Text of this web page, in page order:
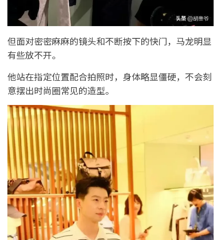
但面对密密麻麻的镜头和不断按下的快门，马龙明显
有些放不开。
他站在指定位置配合拍照时，身体略显僵硬，不会刻
意摆出时尚圈常见的造型。